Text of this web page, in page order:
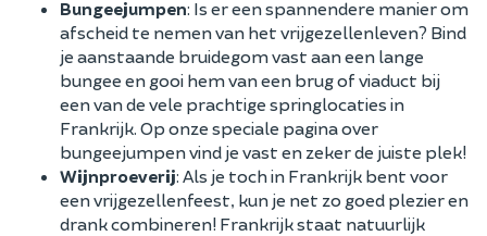
Bungeejumpen: Is er een spannendere manier om
afscheid te nemen van het vrijgezellenleven? Bind
je aanstaande bruidegom vast aan een lange
bungee en gooi hem van een brug of viaduct bij
een van de vele prachtige springlocaties in
Frankrijk. Op onze speciale pagina over
bungeejumpen vind je vast en zeker de juiste plek!
Wijnproeverij: Als je toch in Frankrijk bent voor
een vrijgezellenfeest, kun je net zo goed plezier en
drank combineren! Frankrijk staat natuurlijk